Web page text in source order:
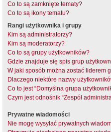
Co to są zamknięte tematy?
Co to są ikony tematu?
Rangi użytkownika i grupy
Kim są administratorzy?
Kim są moderatorzy?
Co to są grupy użytkowników?
Gdzie znajduje się spis grup
W jaki sposób można zostać liderem
Dlaczego niektóre nazwy
Co to jest “Domyślna grupa
Czym jest odnośnik “Zespół
Prywatne wiadomości
Nie mogę wysyłać prywatnych